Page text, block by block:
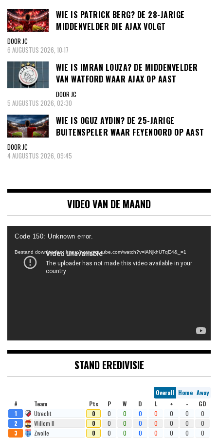
WIE IS PATRICK BERG? DE 28-JARIGE
MIDDENVELDER DIE AJAX VOLGT
DOOR JC
6 AUGUSTUS 2026, 10:17
WIE IS IMRAN LOUZA? DE MIDDENVELDER
VAN WATFORD WAAR AJAX OP AAST
DOOR JC
5 AUGUSTUS 2026, 02:30
WIE IS OGUZ AYDIN? DE 25-JARIGE
BUITENSPELER WAAR FEYENOORD OP AAST
DOOR JC
4 AUGUSTUS 2026, 09:45
VIDEO VAN DE MAAND
Videospeler
Code 150: Unknown error.
Bestand downloaden: https://www.youtube.com/watch?v=iANjkhUTqE4&_=1
STAND EREDIVISIE
Overall Home Away
#
Team Pts P W D L + -
GD
1
Utrecht 0 0 0 0 0 0 0
0
2
Willem II 0 0 0 0 0 0 0
0
3
Zwolle 0 0 0 0 0 0 0 0